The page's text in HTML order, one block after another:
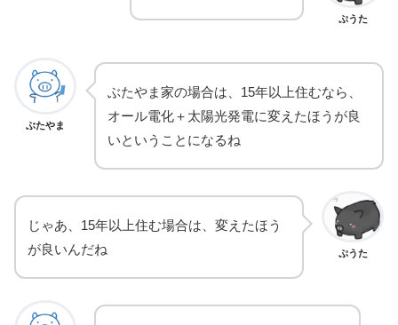
ぷうた
ぶたやま
ぶたやま家の場合は、15年以上住むなら、
オール電化＋太陽光発電に変えたほうが良
いということになるね
ぷうた
じゃあ、15年以上住む場合は、変えたほう
が良いんだね